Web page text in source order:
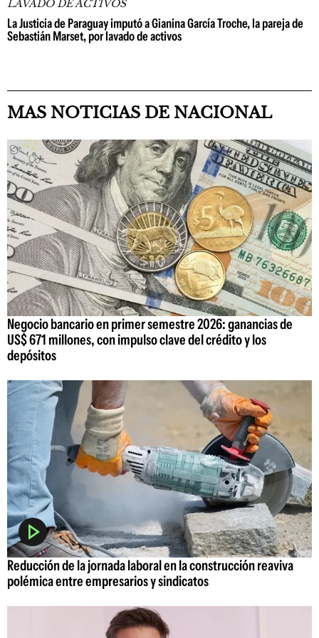
LAVADO DE ACTIVOS
La Justicia de Paraguay imputó a Gianina García Troche, la pareja de
Sebastián Marset, por lavado de activos
MAS NOTICIAS DE NACIONAL
Negocio bancario en primer semestre 2026: ganancias de
US$ 671 millones, con impulso clave del crédito y los
depósitos
Reducción de la jornada laboral en la construcción reaviva
polémica entre empresarios y sindicatos